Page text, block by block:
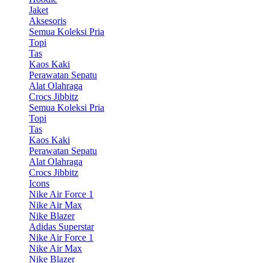
Jaket
Aksesoris
Semua Koleksi Pria
Topi
Tas
Kaos Kaki
Perawatan Sepatu
Alat Olahraga
Crocs Jibbitz
Semua Koleksi Pria
Topi
Tas
Kaos Kaki
Perawatan Sepatu
Alat Olahraga
Crocs Jibbitz
Icons
Nike Air Force 1
Nike Air Max
Nike Blazer
Adidas Superstar
Nike Air Force 1
Nike Air Max
Nike Blazer